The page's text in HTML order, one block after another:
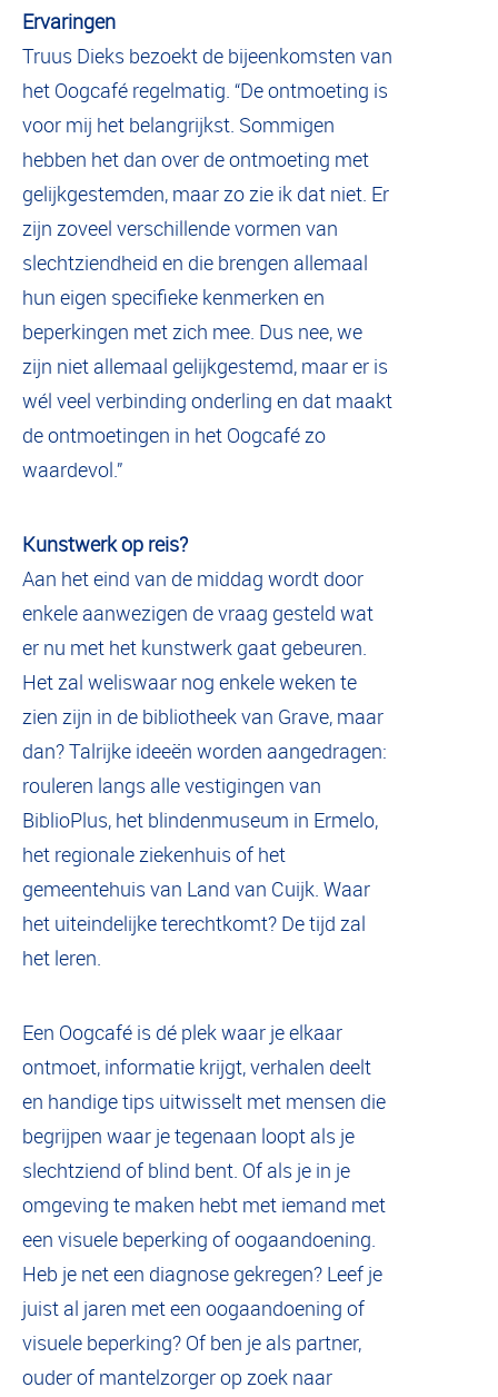
Ervaringen
Truus Dieks bezoekt de bijeenkomsten van
het Oogcafé regelmatig. “De ontmoeting is
voor mij het belangrijkst. Sommigen
hebben het dan over de ontmoeting met
gelijkgestemden, maar zo zie ik dat niet. Er
zijn zoveel verschillende vormen van
slechtziendheid en die brengen allemaal
hun eigen specifieke kenmerken en
beperkingen met zich mee. Dus nee, we
zijn niet allemaal gelijkgestemd, maar er is
wél veel verbinding onderling en dat maakt
de ontmoetingen in het Oogcafé zo
waardevol.”
Kunstwerk op reis?
Aan het eind van de middag wordt door
enkele aanwezigen de vraag gesteld wat
er nu met het kunstwerk gaat gebeuren.
Het zal weliswaar nog enkele weken te
zien zijn in de bibliotheek van Grave, maar
dan? Talrijke ideeën worden aangedragen:
rouleren langs alle vestigingen van
BiblioPlus, het blindenmuseum in Ermelo,
het regionale ziekenhuis of het
gemeentehuis van Land van Cuijk. Waar
het uiteindelijke terechtkomt? De tijd zal
het leren.
Een Oogcafé is dé plek waar je elkaar
ontmoet, informatie krijgt, verhalen deelt
en handige tips uitwisselt met mensen die
begrijpen waar je tegenaan loopt als je
slechtziend of blind bent. Of als je in je
omgeving te maken hebt met iemand met
een visuele beperking of oogaandoening.
Heb je net een diagnose gekregen? Leef je
juist al jaren met een oogaandoening of
visuele beperking? Of ben je als partner,
ouder of mantelzorger op zoek naar